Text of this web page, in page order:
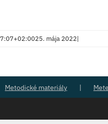
25. mája 2022|
Metodické materiály